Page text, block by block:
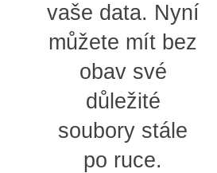
vaše data. Nyní
můžete mít bez
obav své
důležité
soubory stále
po ruce.